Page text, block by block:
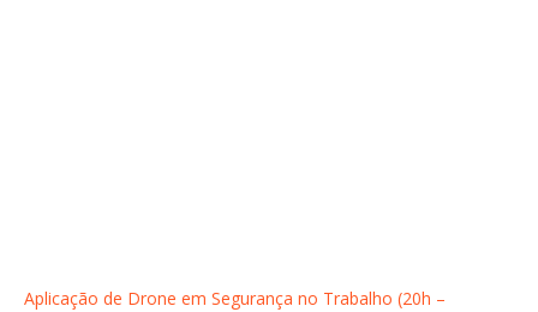
Aplicação de Drone em Segurança no Trabalho (20h –